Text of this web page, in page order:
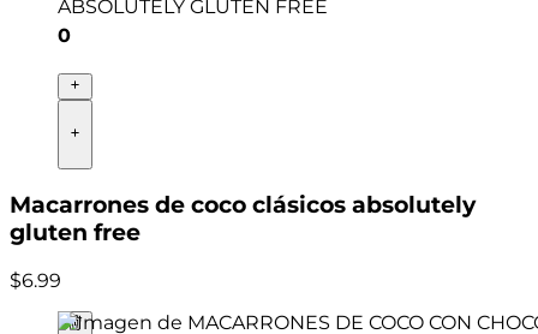
0
Macarrones de coco clásicos absolutely
gluten free
$6.99